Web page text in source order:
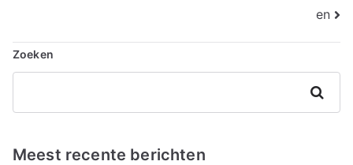
en
Zoeken
Zoeken
Meest recente berichten